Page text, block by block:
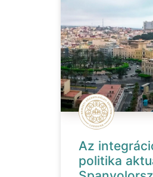
Az
politika